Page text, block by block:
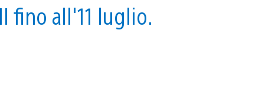
fino all'11 luglio.